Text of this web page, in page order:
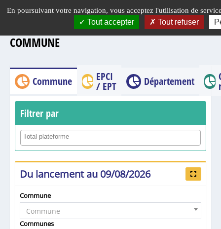
COMMUNE
Commune EPCI
/ EPT Département
Filtrer par
Du lancement au 09/08/2026
Commune
Commune
Communes
En poursuivant votre navigation, vous acceptez l'utilisation de
Tout accepter Tout refuser